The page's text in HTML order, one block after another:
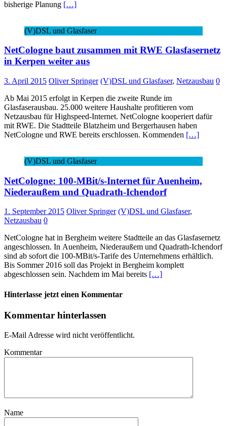
bisherige Planung […]
(V)DSL und Glasfaser
NetCologne baut zusammen mit RWE Glasfasernetz
in Kerpen weiter aus
3. April 2015 Oliver Springer (V)DSL und Glasfaser, Netzausbau 0
Ab Mai 2015 erfolgt in Kerpen die zweite Runde im
Glasfaserausbau. 25.000 weitere Haushalte profitieren vom
Netzausbau für Highspeed-Internet. NetCologne kooperiert dafür
mit RWE. Die Stadtteile Blatzheim und Bergerhausen haben
NetCologne und RWE bereits erschlossen. Kommenden […]
(V)DSL und Glasfaser
NetCologne: 100-MBit/s-Internet für Auenheim,
Niederaußem und Quadrath-Ichendorf
1. September 2015 Oliver Springer (V)DSL und Glasfaser,
Netzausbau 0
NetCologne hat in Bergheim weitere Stadtteile an das Glasfasernetz
angeschlossen. In Auenheim, Niederaußem und Quadrath-Ichendorf
sind ab sofort die 100-MBit/s-Tarife des Unternehmens erhältlich.
Bis Sommer 2016 soll das Projekt in Bergheim komplett
abgeschlossen sein. Nachdem im Mai bereits […]
Hinterlasse jetzt einen Kommentar
Kommentar hinterlassen
E-Mail Adresse wird nicht veröffentlicht.
Kommentar
Name